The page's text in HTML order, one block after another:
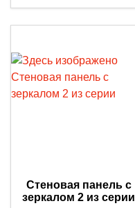
Стеновая панель с
зеркалом 2 из серии